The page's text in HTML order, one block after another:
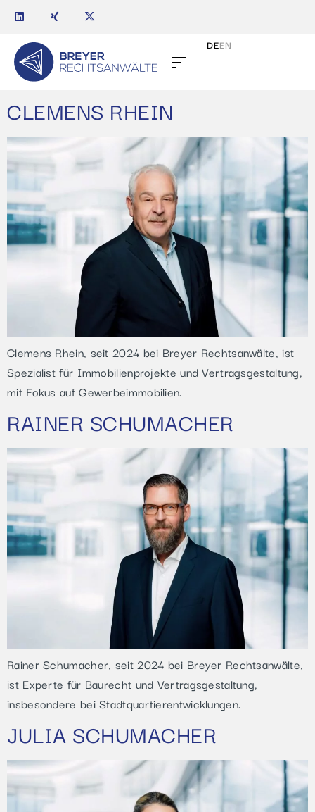
DEEN
CLEMENS RHEIN
Clemens Rhein, seit 2024 bei Breyer Rechtsanwälte, ist
Spezialist für Immobilienprojekte und Vertragsgestaltung,
mit Fokus auf Gewerbeimmobilien.
RAINER SCHUMACHER
Rainer Schumacher, seit 2024 bei Breyer Rechtsanwälte,
ist Experte für Baurecht und Vertragsgestaltung,
insbesondere bei Stadtquartierentwicklungen.
JULIA SCHUMACHER